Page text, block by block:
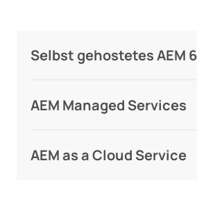
Selbst gehostetes AEM
und Anwendungen.
AEM Managed Services
Cloud-Hosting.
AEM as a Cloud Service